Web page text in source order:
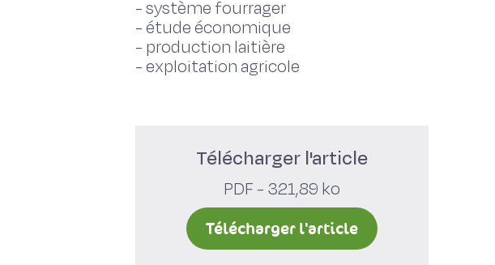
-système fourrager
-étude économique
- production laitière
-exploitation agricole
Télécharger l'article
PDF - 321,89 ko
Télécharger l'article